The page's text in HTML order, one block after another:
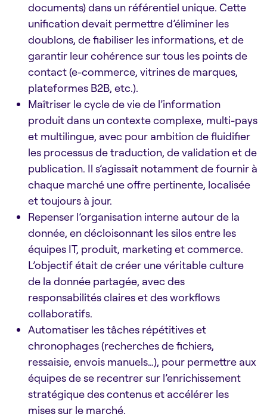
documents) dans un référentiel unique. Cette
unification devait permettre d’éliminer les
doublons, de fiabiliser les informations, et de
garantir leur cohérence sur tous les points de
contact (e-commerce, vitrines de marques,
plateformes B2B, etc.).
Maîtriser le cycle de vie de l’information
produit dans un contexte complexe, multi-pays
et multilingue, avec pour ambition de fluidifier
les processus de traduction, de validation et de
publication. Il s’agissait notamment de fournir à
chaque marché une offre pertinente, localisée
et toujours à jour.
Repenser l’organisation interne autour de la
donnée, en décloisonnant les silos entre les
équipes IT, produit, marketing et commerce.
L’objectif était de créer une véritable culture
de la donnée partagée, avec des
responsabilités claires et des workflows
collaboratifs.
Automatiser les tâches répétitives et
chronophages (recherches de fichiers,
ressaisie, envois manuels…), pour permettre aux
équipes de se recentrer sur l’enrichissement
stratégique des contenus et accélérer les
mises sur le marché.